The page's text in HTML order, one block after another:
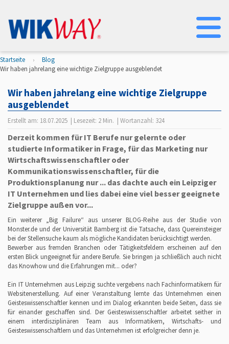
Startseite
Blog
Wir haben jahrelang eine wichtige Zielgruppe ausgeblendet
Wir haben jahrelang eine wichtige Zielgruppe
ausgeblendet
Erstellt am: 18.07.2025 | Lesezeit: 2 Min. | Wortanzahl: 324
Derzeit kommen für IT Berufe nur gelernte oder
studierte Informatiker in Frage, für das Marketing nur
Wirtschaftswissenschaftler oder
Kommunikationswissenschaftler, für die
Produktionsplanung nur ... das dachte auch ein Leipziger
IT Unternehmen und lies dabei eine viel besser geeignete
Zielgruppe außen vor...
Ein weiterer „Big Failure“ aus unserer BLOG-Reihe aus der Studie von
Monster.de und der Universität Bamberg ist die Tatsache, dass Quereinsteiger
bei der Stellensuche kaum als mögliche Kandidaten berücksichtigt werden.
Bewerber aus fremden Branchen oder Tätigkeitsfeldern erscheinen auf den
ersten Blick ungeeignet für andere Berufe. Sie bringen ja schließlich auch nicht
das Knowhow und die Erfahrungen mit... oder?
Ein IT Unternehmen aus Leipzig suchte vergebens nach Fachinformatikern für
Websitenerstellung. Auf einer Veranstaltung lernte das Unternehmen einen
Geisteswissenschaftler kennen und im Dialog erkannten beide Seiten, dass sie
für einander geschaffen sind. Der Geisteswissenschaftler arbeitet seither in
einem interdisziplinären Team aus Informatikern, Wirtschafts- und
Geisteswissenschaftlern und das Unternehmen ist erfolgreicher denn je.